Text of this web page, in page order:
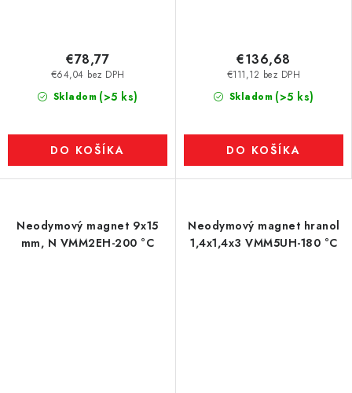
Skladom (>5 ks)
€64,04 bez DPH
€78,77
DO KOŠÍKA
Skladom (>5 ks)
€111,12 bez DPH
€136,68
DO KOŠÍKA
Neodymový magnet 9x15
mm, N VMM2EH-200 °C
Neodymový magnet hranol
1,4x1,4x3 VMM5UH-180 °C